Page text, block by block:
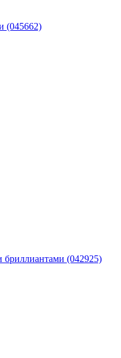
(045662)
бриллиантами (042925)